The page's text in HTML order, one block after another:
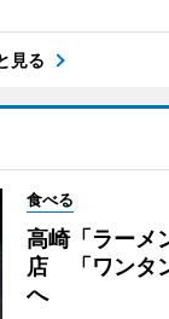
見る
食べる
高崎「ラーメ
店 「ワンタ
へ